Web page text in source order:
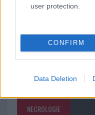
user protection.
CONFIRM
Data Deletion
NECROLOGIE